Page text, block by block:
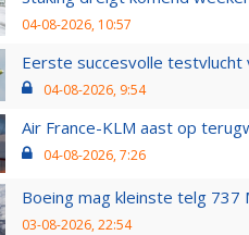
04-08-2026, 10:57
Eerste succesvolle
04-08-2026, 9:54
Air France-KLM aast op
04-08-2026, 7:26
Boeing mag kleinste telg 737
03-08-2026, 22:54